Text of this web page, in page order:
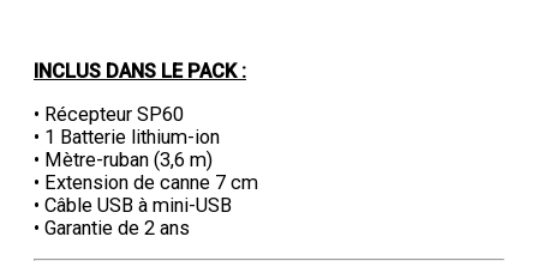
INCLUS DANS LE PACK :
• Récepteur SP60
• 1 Batterie lithium-ion
• Mètre-ruban (3,6 m)
• Extension de canne 7 cm
• Câble USB à mini-USB
• Garantie de 2 ans